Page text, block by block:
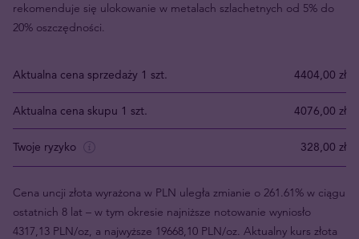
rekomenduje się ulokowanie w metalach szlachetnych od 5% do
20% oszczędności.
Aktualna cena sprzedaży 1 szt. 4404,00 zł
Aktualna cena skupu 1 szt. 4076,00 zł
Twoje ryzyko 328,00 zł
Cena uncji złota wyrażona w PLN uległa zmianie o 261.61% w ciągu
ostatnich 8 lat – w tym okresie najniższe notowanie wyniosło
4317,13 PLN/oz, a najwyższe 19668,10 PLN/oz. Aktualny kurs złota